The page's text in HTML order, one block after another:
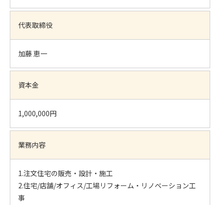
代表取締役
加藤 恵一
資本金
1,000,000円
業務内容
1.注文住宅の販売・設計・施工
2.住宅/店舗/オフィス/工場リフォーム・リノベーション工
事